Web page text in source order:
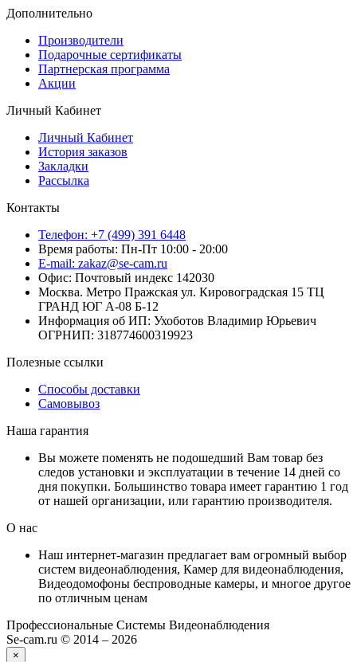
Дополнительно
Производители
Подарочные сертификаты
Партнерская программа
Акции
Личный Кабинет
Личный Кабинет
История заказов
Закладки
Рассылка
Контакты
Телефон: +7 (499) 391 6448
Время работы: Пн-Пт 10:00 - 20:00
E-mail: zakaz@se-cam.ru
Офис: Почтовый индекс 142030
Москва. Метро Пражская ул. Кировоградская 15 ТЦ
ГРАНД ЮГ А-08 Б-12
Информация об ИП: Ухоботов Владимир Юрьевич
ОГРНИП: 318774600319923
Полезные ссылки
Способы доставки
Самовывоз
Наша гарантия
Вы можете поменять не подошедший Вам товар без
следов установки и эксплуатации в течение 14 дней со
дня покупки. Большинство товара имеет гарантию 1 год
от нашей организации, или гарантию производителя.
О нас
Наш интернет-магазин предлагает вам огромный выбор
систем видеонаблюдения, Камер для видеонаблюдения,
Видеодомофоны беспроводные камеры, и многое другое
по отличным ценам
Профессиональные Системы Видеонаблюдения
Se-cam.ru © 2014 – 2026
×